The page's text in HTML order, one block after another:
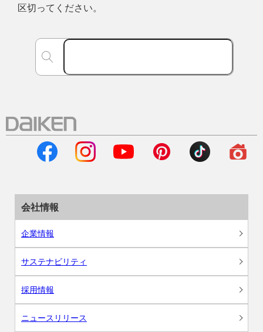
区切ってください。
会社情報
企業情報
サステナビリティ
採用情報
ニュースリリース